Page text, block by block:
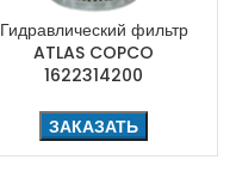
Гидравлический фильтр
ATLAS COPCO
1622314200
ЗАКАЗАТЬ